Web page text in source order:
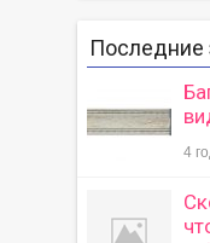
Последние
4